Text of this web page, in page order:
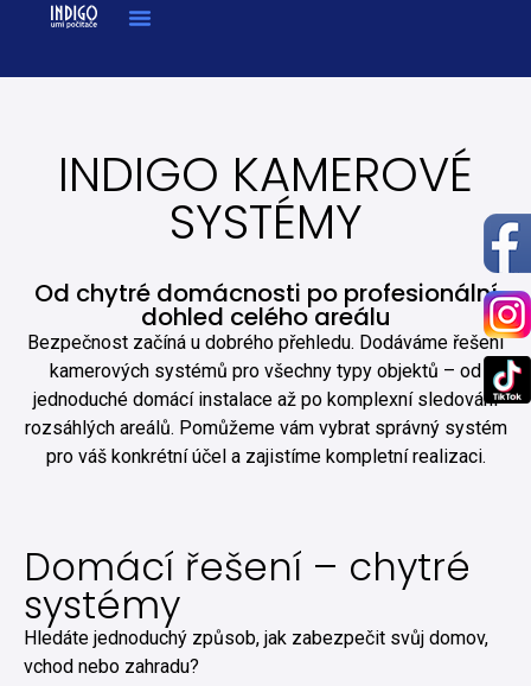
INDIGO KAMEROVÉ
SYSTÉMY
Od chytré domácnosti po profesionální
dohled celého areálu
Bezpečnost začíná u dobrého přehledu. Dodáváme řešení
kamerových systémů pro všechny typy objektů – od
jednoduché domácí instalace až po komplexní sledování
rozsáhlých areálů. Pomůžeme vám vybrat správný systém
pro váš konkrétní účel a zajistíme kompletní realizaci.
Domácí řešení – chytré
systémy
Hledáte jednoduchý způsob, jak zabezpečit svůj domov,
vchod nebo zahradu?